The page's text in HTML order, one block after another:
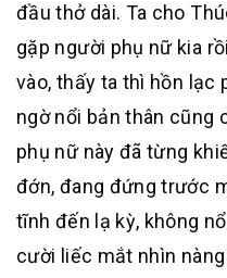
đầu thở dài. Ta cho
gặp người phụ nữ kia
vào, thấy ta thì hồn lạc
ngờ nổi bản thân cũng
phụ nữ này đã từng
đớn, đang đứng trước
tĩnh đến lạ kỳ, không
cười liếc mắt nhìn